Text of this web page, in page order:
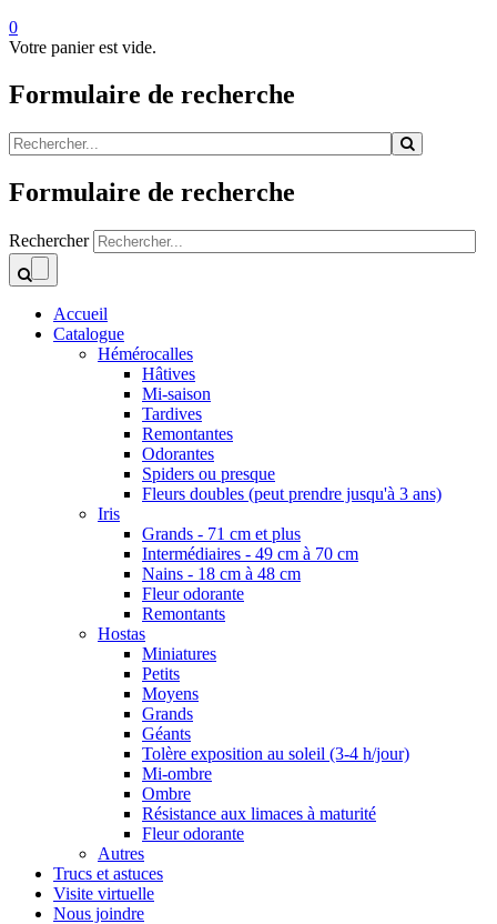
0
Votre panier est vide.
Formulaire de recherche
Formulaire de recherche
Rechercher
Accueil
Catalogue
Hémérocalles
Hâtives
Mi-saison
Tardives
Remontantes
Odorantes
Spiders ou presque
Fleurs doubles (peut prendre jusqu'à 3 ans)
Iris
Grands - 71 cm et plus
Intermédiaires - 49 cm à 70 cm
Nains - 18 cm à 48 cm
Fleur odorante
Remontants
Hostas
Miniatures
Petits
Moyens
Grands
Géants
Tolère exposition au soleil (3-4 h/jour)
Mi-ombre
Ombre
Résistance aux limaces à maturité
Fleur odorante
Autres
Trucs et astuces
Visite virtuelle
Nous joindre